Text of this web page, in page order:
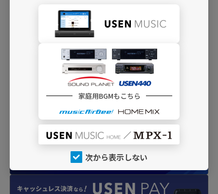
B24 ROCK＆SOUL名曲選
洋楽の黄金期といえる時代から珠玉の名曲を
お届けします
家庭用BGMもこちら
次から表示しない